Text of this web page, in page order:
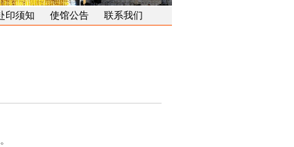
印须知 使馆公告 联系我们